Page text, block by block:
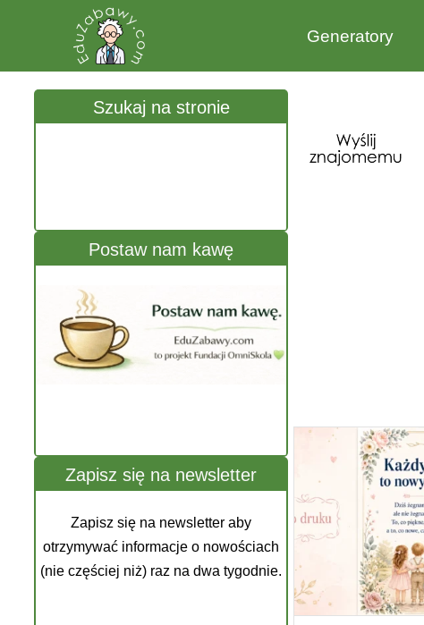
Generatory
Szukaj na stronie
Postaw nam kawę
Zapisz się na newsletter
Zapisz się na newsletter aby
otrzymywać informacje o nowościach
(nie częściej niż) raz na dwa tygodnie.